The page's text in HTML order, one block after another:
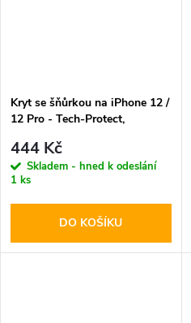
Kryt se šňůrkou na iPhone 12 /
12 Pro - Tech-Protect,
Latte
444 Kč
Skladem - hned k odeslání
1 ks
DO KOŠÍKU